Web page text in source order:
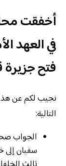
أخفقت
في العهد
فتح
نجيب لكم عن
التالية:
الجواب
سفيان إلى